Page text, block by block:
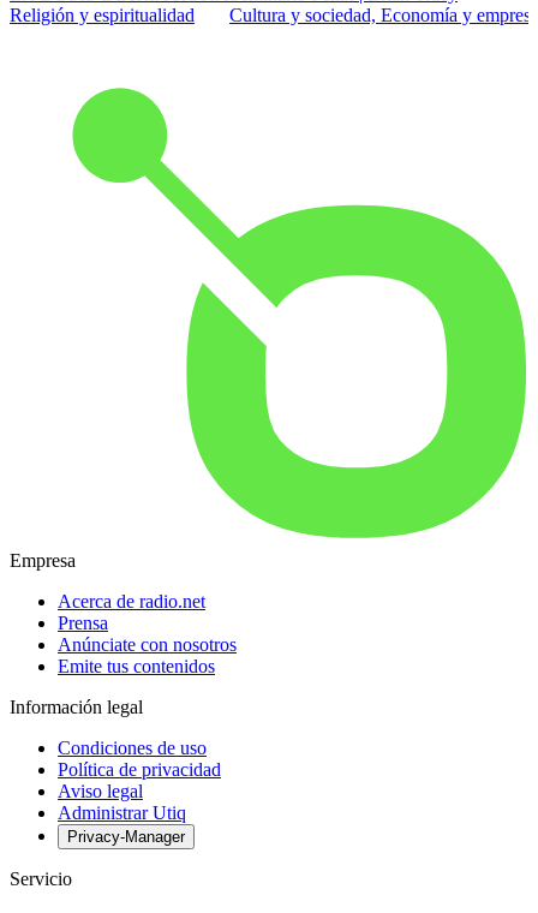
Religión y espiritualidad
Cultura y sociedad, Economía y
Empresa
Acerca de radio.net
Prensa
Anúnciate con nosotros
Emite tus contenidos
Información legal
Condiciones de uso
Política de privacidad
Aviso legal
Administrar Utiq
Privacy-Manager
Servicio